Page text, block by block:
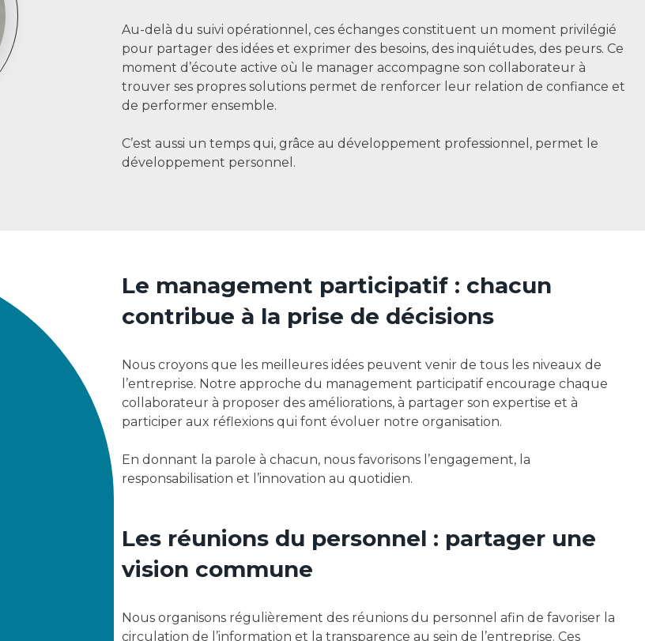
Au-delà du suivi opérationnel, ces échanges constituent un moment privilégié
pour partager des idées et exprimer des besoins, des inquiétudes, des peurs. Ce
moment d’écoute active où le manager accompagne son collaborateur à
trouver ses propres solutions permet de renforcer leur relation de confiance et
de performer ensemble.
C’est aussi un temps qui, grâce au développement professionnel, permet le
développement personnel.
Le management participatif : chacun
contribue à la prise de décisions
Nous croyons que les meilleures idées peuvent venir de tous les niveaux de
l’entreprise. Notre approche du management participatif encourage chaque
collaborateur à proposer des améliorations, à partager son expertise et à
participer aux réflexions qui font évoluer notre organisation.
En donnant la parole à chacun, nous favorisons l’engagement, la
responsabilisation et l’innovation au quotidien.
Les réunions du personnel : partager une
vision commune
Nous organisons régulièrement des réunions du personnel afin de favoriser la
circulation de l’information et la transparence au sein de l’entreprise. Ces